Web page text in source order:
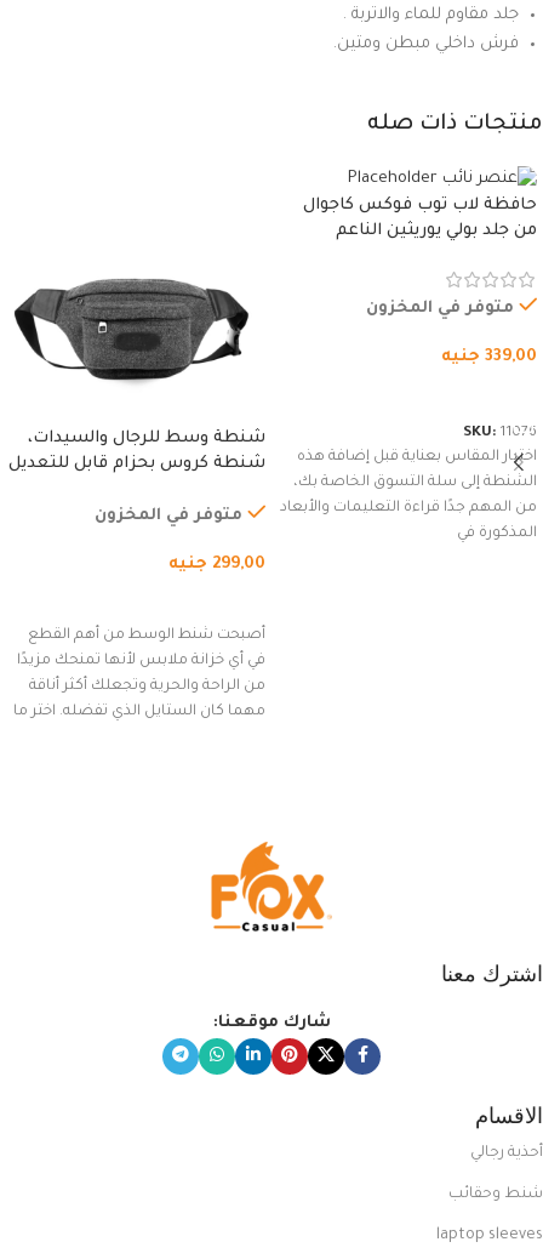
جلد مقاوم للماء والاتربة .
فرش داخلي مبطن ومتين.
منتجات ذات صله
حافظة لاب توب فوكس كاجوال
من جلد بولي يوريثين الناعم
وسوستة.
متوفر في المخزون
339,00 جنيه
SKU: 11076
اختيار المقاس بعناية قبل إضافة هذه
الشنطة إلى سلة التسوق الخاصة بك،
من المهم جدًا قراءة التعليمات والأبعاد
المذكورة في
شنطة وسط للرجال والسيدات،
شنطة كروس بحزام قابل للتعديل
السفر، الجري العادي، المشي
(رمادي)
متوفر في المخزون
299,00 جنيه
أصبحت شنط الوسط من أهم القطع
في أي خزانة ملابس لأنها تمنحك مزيدًا
من الراحة والحرية وتجعلك أكثر أناقة
مهما كان الستايل الذي تفضله. اختر ما
اشترك معنا
شارك موقعنا:
الاقسام
أحذية رجالي
شنط وحقائب
laptop sleeves